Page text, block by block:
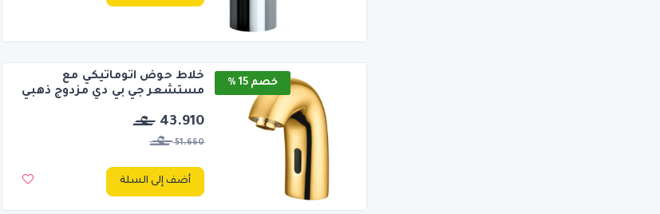
خصم 15 %
خلاط حوض اتوماتيكي مع
مستشعر جي بي دي مزدوج ذهبي
43.910
51.660
أضف إلى السلة